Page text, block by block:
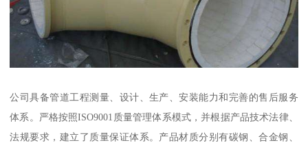
公司具备管道工程测量、设计、生产、安装能力和完善的售后服务
体系。严格按照ISO9001质量管理体系模式，并根据产品技术法律、
法规要求，建立了质量保证体系。产品材质分别有碳钢、合金钢、